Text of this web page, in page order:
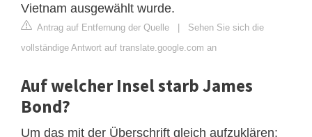
Vietnam ausgewählt wurde.
Antrag auf Entfernung der Quelle | Sehen Sie sich die
vollständige Antwort auf translate.google.com an
Auf welcher Insel starb James
Bond?
Um das mit der Überschrift gleich aufzuklären: